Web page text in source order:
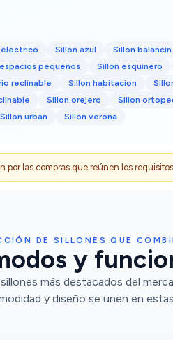
electrico Sillon azul Sillon balancin
pequenos Sillon esquinero
reclinable Sillon habitacion
Sillon orejero Sillon
Sillon urban Sillon verona
las compras que reúnen los
DE SILLONES QUE
y
más destacados del
y diseño se unen en